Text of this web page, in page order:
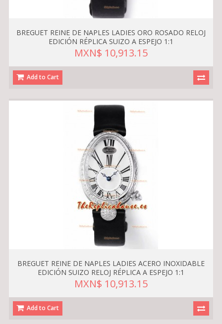
BREGUET REINE DE NAPLES LADIES ORO ROSADO RELOJ
EDICIÓN RÉPLICA SUIZO A ESPEJO 1:1
MXN$ 10,913.15
Add to Cart
BREGUET REINE DE NAPLES LADIES ACERO INOXIDABLE
EDICIÓN SUIZO RELOJ RÉPLICA A ESPEJO 1:1
MXN$ 10,913.15
Add to Cart